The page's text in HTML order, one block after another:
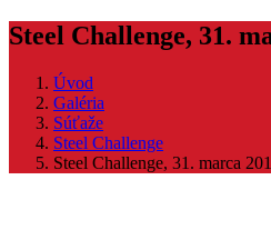
Steel Challenge, 31.
Úvod
Galéria
Súťaže
Steel Challenge
Steel Challenge, 31. marca